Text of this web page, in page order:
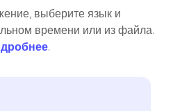
выберите язык и
времени или из файла.
.